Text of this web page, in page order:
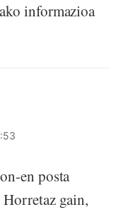
informazioa
en posta
gain,